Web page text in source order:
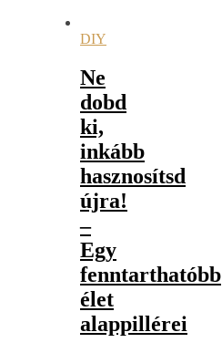
DIY
Ne
dobd
ki,
inkább
hasznosítsd
újra!
–
Egy
fenntarthatóbb
élet
alappillérei